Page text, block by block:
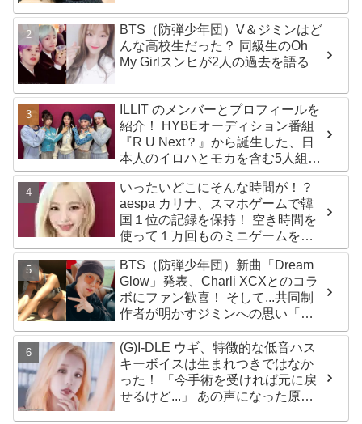
BTS（防弾少年団）V＆ジミンはど
んな高校生だった？ 同級生のOh
My Girlスンヒが2人の過去を語る
ILLIT のメンバーとプロフィールを
紹介！ HYBEオーディション番組
『R U Next？』から誕生した、日
本人のイロハとモカを含む5人組ガ
ールズグループ！ デビュー曲
「Magnetic」がいきなりの大ヒッ
ト
いったいどこにそんな時間が！？
aespa カリナ、スマホゲームで韓
国１位の記録を保持！ 空き時間を
使って１万回ものミニゲームをク
リア「芸能人たちが時間がないと
言っているのは全部嘘」
BTS（防弾少年団）新曲「Dream
Glow」発表、Charli XCXとのコラ
ボにファン歓喜！ そして...共同制
作者が明かすジミンへの思い「彼
の夢、そして彼の絶望から生まれ
た歌」
(G)I-DLE ウギ、特徴的な低音ハス
キーボイスは生まれつきではなか
った！ 「今手術を受ければ元に戻
せるけど...」 あの声になった原因